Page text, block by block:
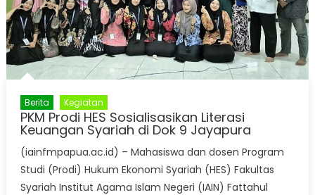
Berita Kegiatan
PKM Prodi HES Sosialisasikan Literasi
Keuangan Syariah di Dok 9 Jayapura
(iainfmpapua.ac.id) – Mahasiswa dan dosen Program
Studi (Prodi) Hukum Ekonomi Syariah (HES) Fakultas
Syariah Institut Agama Islam Negeri (IAIN) Fattahul